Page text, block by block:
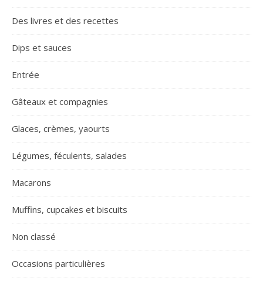
Des livres et des recettes
Dips et sauces
Entrée
Gâteaux et compagnies
Glaces, crèmes, yaourts
Légumes, féculents, salades
Macarons
Muffins, cupcakes et biscuits
Non classé
Occasions particulières